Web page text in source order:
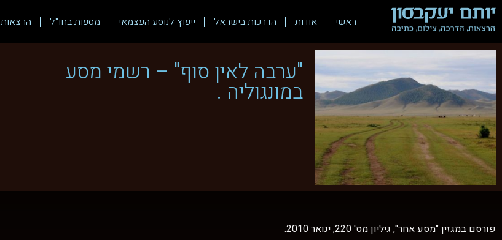
ראשי אודות הדרכות בישראל ייעוץ לנוסע העצמאי מסעות בחו"ל הרצאות
"ערבה לאין סוף" – רשמי מסע
במונגוליה .
פורסם במגזין "מסע אחר", גיליון מס' 220, ינואר 2010.